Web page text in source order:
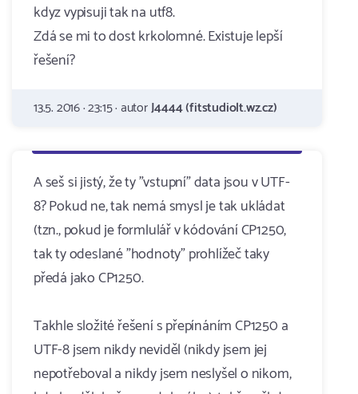
kdyz vypisuji tak na utf8.
Zdá se mi to dost krkolomné. Existuje lepší
řešení?
13.5. 2016 · 23:15 · autorJ4444 (fitstudiolt.wz.cz)
A seš si jistý, že ty "vstupní" data jsou v UTF-
8? Pokud ne, tak nemá smysl je tak ukládat
(tzn., pokud je formlulář v kódování CP1250,
tak ty odeslané "hodnoty" prohlížeč taky
předá jako CP1250.
Takhle složité řešení s přepínáním CP1250 a
UTF-8 jsem nikdy neviděl (nikdy jsem jej
nepotřeboval a nikdy jsem neslyšel o nikom,